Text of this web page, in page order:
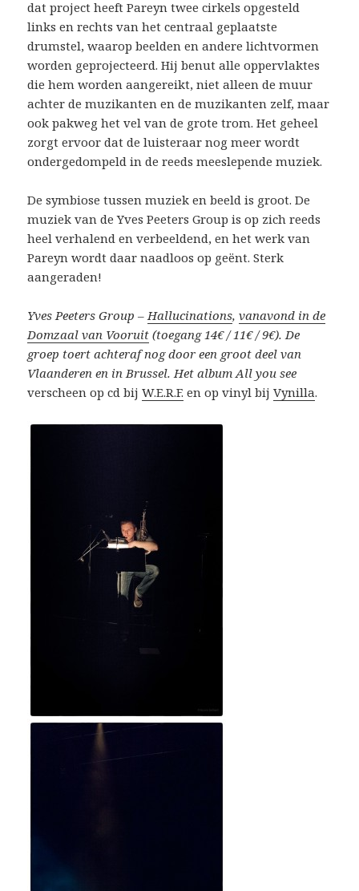
dat project heeft Pareyn twee cirkels opgesteld
links en rechts van het centraal geplaatste
drumstel, waarop beelden en andere lichtvormen
worden geprojecteerd. Hij benut alle oppervlaktes
die hem worden aangereikt, niet alleen de muur
achter de muzikanten en de muzikanten zelf, maar
ook pakweg het vel van de grote trom. Het geheel
zorgt ervoor dat de luisteraar nog meer wordt
ondergedompeld in de reeds meeslepende muziek.
De symbiose tussen muziek en beeld is groot. De
muziek van de Yves Peeters Group is op zich reeds
heel verhalend en verbeeldend, en het werk van
Pareyn wordt daar naadloos op geënt. Sterk
aangeraden!
Yves Peeters Group –Hallucinations,vanavond in de
Domzaal van Vooruit (toegang 14€ / 11€ / 9€). De
groep toert achteraf nog door een groot deel van
Vlaanderen en in Brussel. Het albumAll you see
verscheen op cd bijW.E.R.F. en op vinyl bijVynilla.